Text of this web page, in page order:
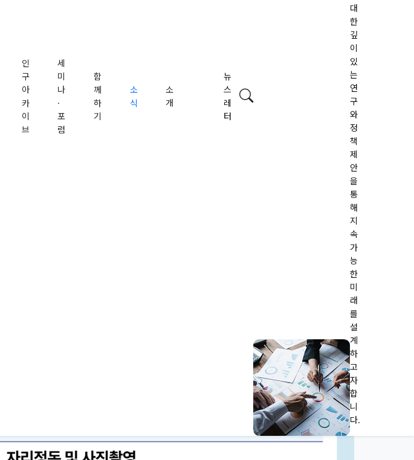
인
구
아
카
이
브
세
미
나
·
포
럼
함
께
하
기
소
식
소
개
뉴
스
레
터
대
한
깊
이
있
는
연
구
와
정
책
제
안
을
통
해
지
속
가
능
한
미
래
를
설
계
하
고
자
합
니
다.